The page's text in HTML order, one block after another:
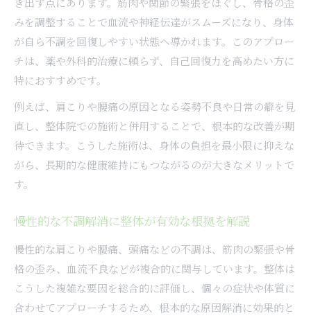
みを調整することで血流や神経伝達がスムーズになり、身体
が自ら不調を回復しやすい状態へ導かれます。このアプロー
チは、薬や外科的治療に頼らず、自己回復力を高めたい方に
特におすすめです。
例えば、肩こりや腰痛の原因となる姿勢不良や日常の癖を見
直し、整体院での施術と併用することで、根本的な改善が期
待できます。こうした施術は、身体の負担を最小限に抑えな
がら、長期的な健康維持にもつながるのが大きなメリットで
す。
慢性的な不調解消に整体が有効な根拠を解説
慢性的な肩こりや腰痛、頭痛などの不調は、筋肉の緊張や骨
格の歪み、血流不良などが複合的に関与しています。整体は
こうした複雑な要因を総合的に評価し、個々の症状や体質に
合わせてアプローチするため、根本的な原因解消に効果的と